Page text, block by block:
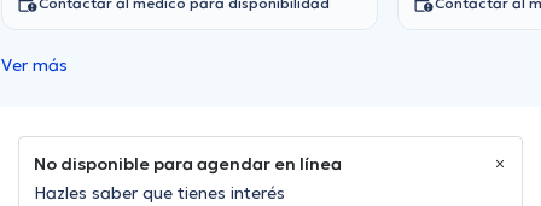
Ver más
No disponible para agendar en línea
Hazles saber que tienes interés